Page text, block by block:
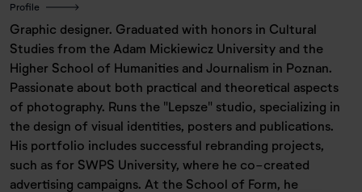
Profile
Graphic designer. Graduated with honors in Cultural
Studies from the Adam Mickiewicz University and the
Higher School of Humanities and Journalism in Poznan.
Passionate about both practical and theoretical aspects
of photography. Runs the "Lepsze" studio, specializing in
the design of visual identities, posters and publications.
His portfolio includes successful rebranding projects,
such as for SWPS University, where he co-created
advertising campaigns. At the School of Form, he